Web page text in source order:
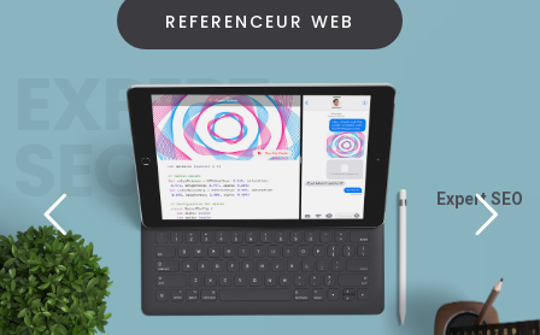
EXPERT
SEO Expert SEO
REFERENCEUR WEB